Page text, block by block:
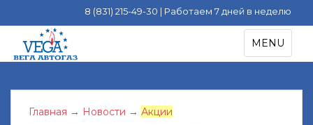
8 (831) 215-49-30 | Работаем 7 дней в неделю
i
TOGGLE
MENU
Главная → Новости → Акции